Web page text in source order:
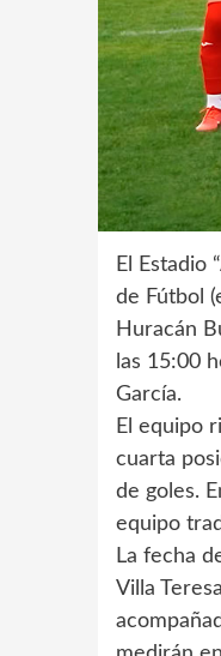
El Estadio
de Fútbol
Huracán
las 15:00
García.
El equipo
cuarta
de goles.
equipo
La fecha
Villa